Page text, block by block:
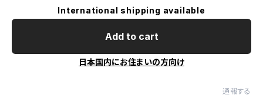
International shipping available
Add to cart
日本国内にお住まいの方向け
通報する